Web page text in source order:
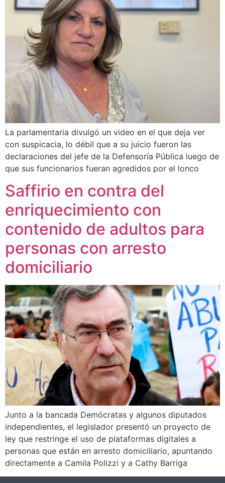
La parlamentaria divulgó un video en el que deja ver
con suspicacia, lo débil que a su juicio fueron las
declaraciones del jefe de la Defensoría Pública luego de
que sus funcionarios fueran agredidos por el lonco
Saffirio en contra del
enriquecimiento con
contenido de adultos para
personas con arresto
domiciliario
Junto a la bancada Demócratas y algunos diputados
independientes, el legislador presentó un proyecto de
ley que restringe el uso de plataformas digitales a
personas que están en arresto domiciliario, apuntando
directamente a Camila Polizzi y a Cathy Barriga